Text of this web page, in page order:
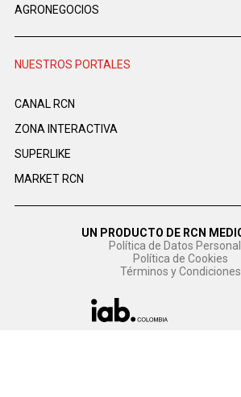
AGRONEGOCIOS
NUESTROS PORTALES
CANAL RCN
ZONA INTERACTIVA
SUPERLIKE
MARKET RCN
UN PRODUCTO DE RCN
Política de Datos
Política de Cookies
Términos y Condiciones